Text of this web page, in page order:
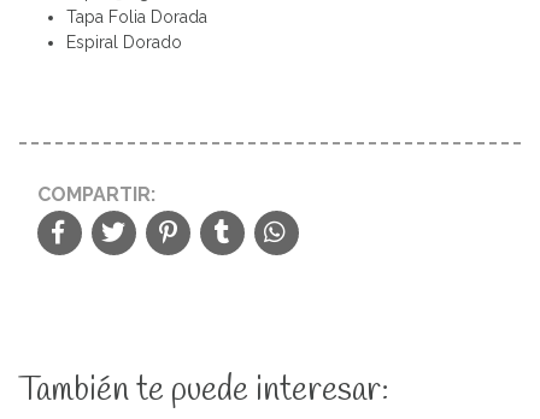
Tapa Folia Dorada
Espiral Dorado
COMPARTIR:
También te puede interesar: